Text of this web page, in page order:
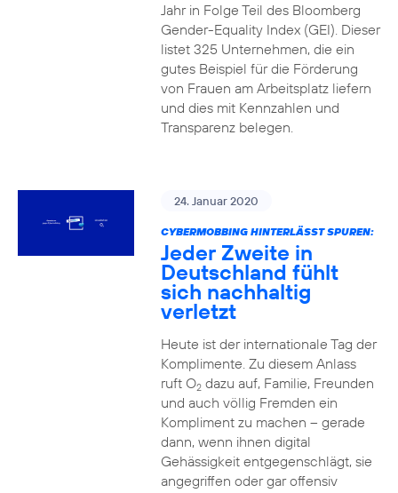
Jahr in Folge Teil des Bloomberg
Gender-Equality Index (GEI). Dieser
listet 325 Unternehmen, die ein
gutes Beispiel für die Förderung
von Frauen am Arbeitsplatz liefern
und dies mit Kennzahlen und
Transparenz belegen.
24. Januar 2020
CYBERMOBBING HINTERLÄSST SPUREN:
Jeder Zweite in
Deutschland fühlt
sich nachhaltig
verletzt
Heute ist der internationale Tag der
Komplimente. Zu diesem Anlass
ruft O2dazu auf, Familie, Freunden
und auch völlig Fremden ein
Kompliment zu machen – gerade
dann, wenn ihnen digital
Gehässigkeit entgegenschlägt, sie
angegriffen oder gar offensiv